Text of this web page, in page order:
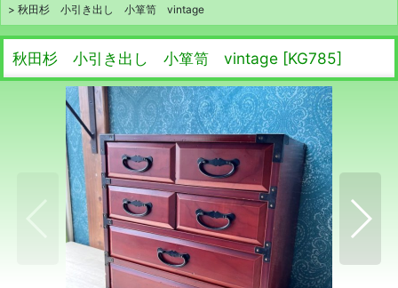
> 秋田杉 小引き出し 小箪笥 vintage
秋田杉 小引き出し 小箪笥 vintage [KG785]